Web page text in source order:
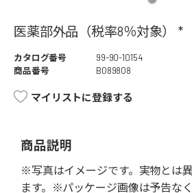
医薬部外品（税率8％対象） *
カタログ番号
99-90-10154
商品番号
B089808
マイリストに登録する
商品説明
※写真はイメージです。実物とは
ます。※パッケージ画像は予告な